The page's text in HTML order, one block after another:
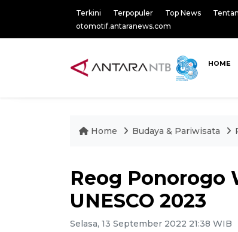
Terkini Terpopuler Top News
otomotif.antaranews.com
HOME
Home Budaya & Pariwisata
Reog Ponorogo
UNESCO 2023
Selasa, 13 September 2022 21:38 WIB